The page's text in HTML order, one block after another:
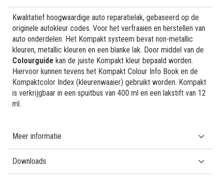
Kwalitatief hoogwaardige auto reparatielak, gebaseerd op de
originele autokleur codes. Voor het verfraaien en herstellen van
auto onderdelen. Het Kompakt systeem bevat non-metallic
kleuren, metallic kleuren en een blanke lak. Door middel van de
Colourguide kan de juiste Kompakt kleur bepaald worden.
Hiervoor kunnen tevens het Kompakt Colour Info Book en de
Kompaktcolor Index (kleurenwaaier) gebruikt worden. Kompakt
is verkrijgbaar in een spuitbus van 400 ml en een lakstift van 12
ml.
Meer informatie
Downloads